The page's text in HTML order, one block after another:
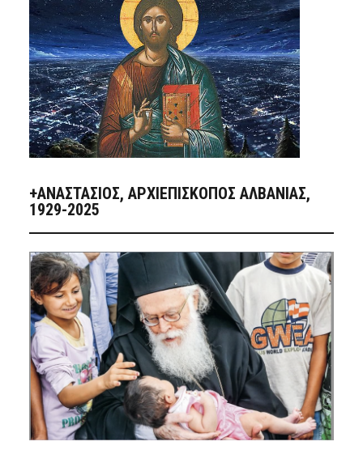
+ΑΝΑΣΤΆΣΙΟΣ, ΑΡΧΙΕΠΊΣΚΟΠΟΣ ΑΛΒΑΝΊΑΣ,
1929-2025